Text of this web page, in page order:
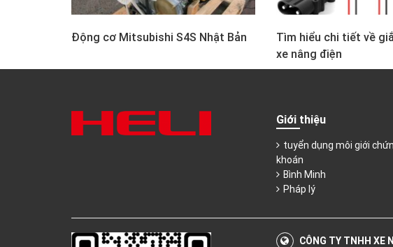
Động cơ Mitsubishi S4S Nhật Bản
Tìm hiểu chi tiết về
xe nâng điện
Giới thiệu
tuyển dụng môi giới
khoán
Bình Minh
Pháp lý
CÔNG TY TNHH XE